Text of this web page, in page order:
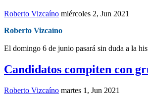
Roberto Vizcaíno miércoles 2, Jun 2021
Roberto Vizcaíno
El domingo 6 de junio pasará sin duda a la
Candidatos compiten con
Roberto Vizcaíno martes 1, Jun 2021